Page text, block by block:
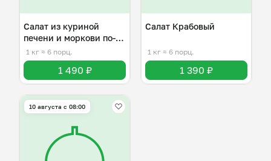
Салат из куриной
печени и моркови по-
корейски
1 кг ≈ 6 порц.
1 490 ₽
Салат Крабовый
1 кг ≈ 6 порц.
1 390 ₽
10 августа с 08:00